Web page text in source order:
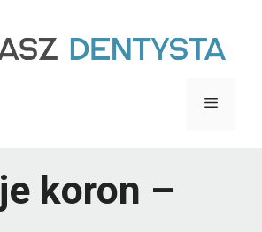
Menu
koron –